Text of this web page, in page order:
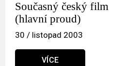
Současný český film
(hlavní proud)
30 / listopad 2003
VÍCE